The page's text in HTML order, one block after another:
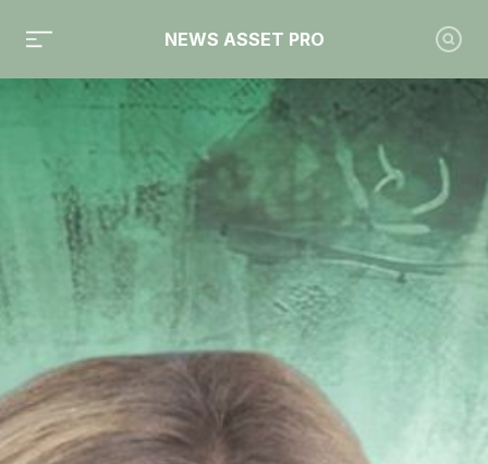
NEWS ASSET PRO
Toute l'actualité sur le tag "Cyrus"